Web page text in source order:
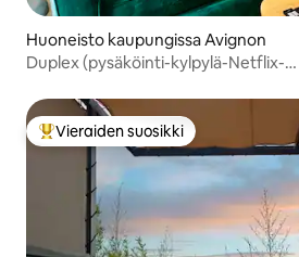
Huoneisto kaupungissa Avignon
Duplex (pysäköinti-kylpylä-Netflix-
Vieraiden suosikkien parhaimmistoa
Vieraiden suosikki